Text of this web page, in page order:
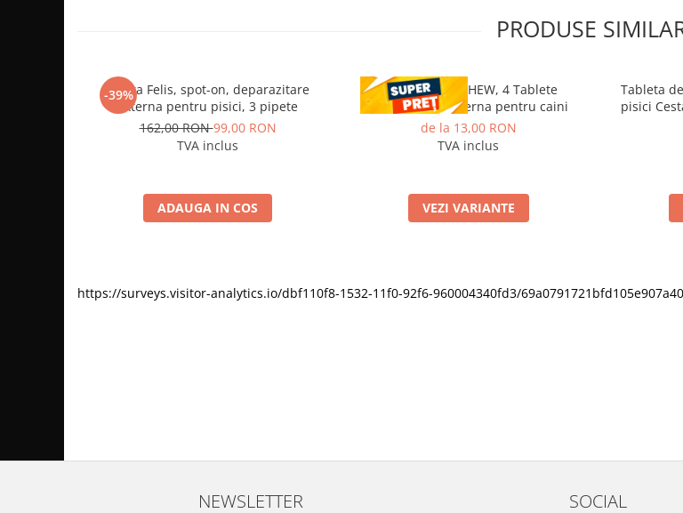
PRODUSE
-39%
Vectra Felis, spot-on, deparazitare
externa pentru pisici, 3 pipete
162,00 RON99,00 RON
TVA inclus
ADAUGA IN COS
CESTAL PLUS CHEW, 4 Tablete
deparazitare interna pentru caini
de la 13,00 RON
TVA inclus
VEZI VARIANTE
Tableta
pisici
https://surveys.visitor-analytics.io/dbf110f8-1532-11f0-92f6-960004340fd3/
NEWSLETTER SOCIAL